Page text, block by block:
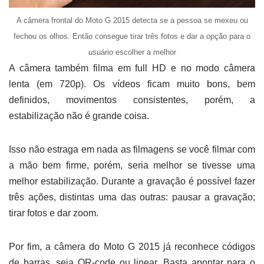
A câmera frontal do Moto G 2015 detecta se a pessoa se mexeu ou
fechou os olhos. Então consegue tirar três fotos e dar a opção para o
usuário escolher a melhor
A câmera também filma em full HD e no modo câmera
lenta (em 720p). Os vídeos ficam muito bons, bem
definidos, movimentos consistentes, porém, a
estabilização não é grande coisa.
Isso não estraga em nada as filmagens se você filmar com
a mão bem firme, porém, seria melhor se tivesse uma
melhor estabilização. Durante a gravação é possível fazer
três ações, distintas uma das outras: pausar a gravação;
tirar fotos e dar zoom.
Por fim, a câmera do Moto G 2015 já reconhece códigos